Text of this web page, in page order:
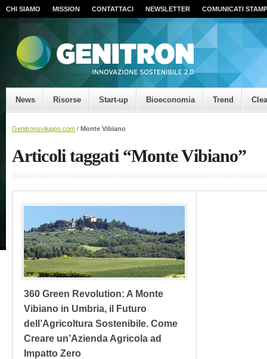
CHI SIAMO MISSION CONTATTACI NEWSLETTER COMUNICATI
News Risorse Start-up Bioeconomia Trend
Genitronsviluppo.com / Monte Vibiano
Articoli taggati “Monte Vibiano”
360 Green Revolution: A Monte
Vibiano in Umbria, il Futuro
dell’Agricoltura Sostenibile. Come
Creare un’Azienda Agricola ad
Impatto Zero